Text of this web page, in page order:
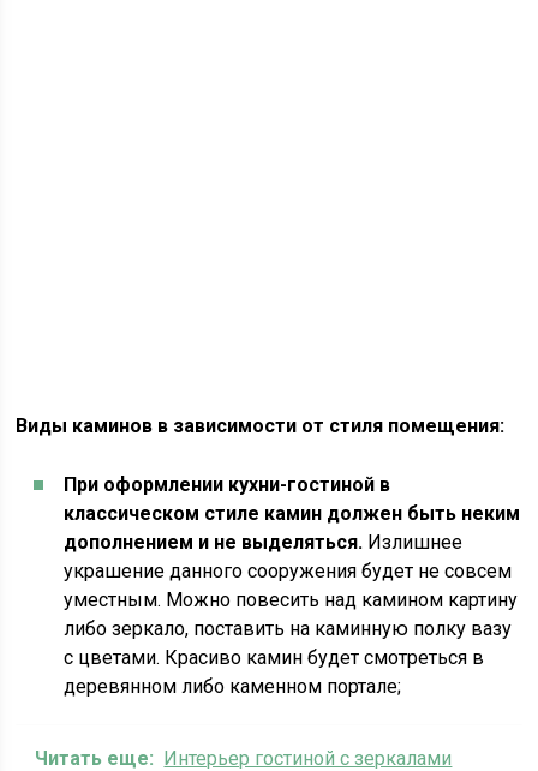
Виды каминов в зависимости от стиля помещения:
При оформлении кухни-гостиной в
классическом стиле камин должен быть неким
дополнением и не выделяться. Излишнее
украшение данного сооружения будет не совсем
уместным. Можно повесить над камином картину
либо зеркало, поставить на каминную полку вазу
с цветами. Красиво камин будет смотреться в
деревянном либо каменном портале;
Читать еще: Интерьер гостиной с зеркалами